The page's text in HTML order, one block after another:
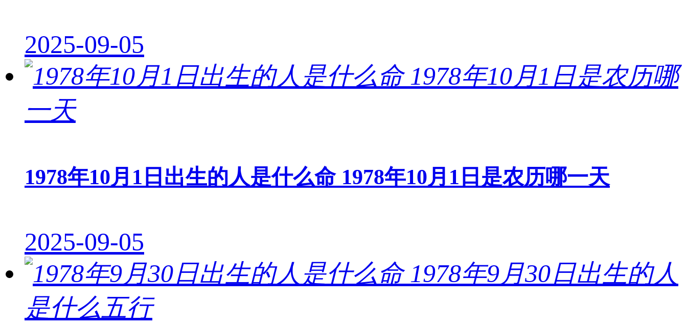
2025-09-05
1978年10月1日出生的人是什么命 1978年10月1日是农历哪一天
2025-09-05